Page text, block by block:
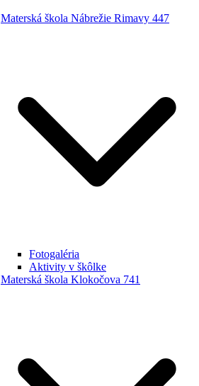
Materská škola Nábrežie Rimavy 447
Fotogaléria
Aktivity v škôlke
Materská škola Klokočova 741